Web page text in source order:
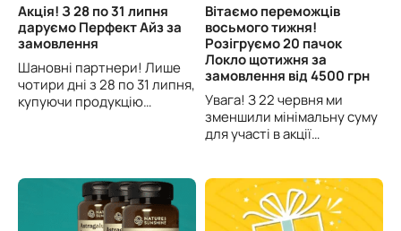
Акція! З 28 по 31 липня
даруємо Перфект Айз за
замовлення
Шановні партнери! Лише
чотири дні з 28 по 31 липня,
купуючи продукцію…
Вітаємо переможців
восьмого тижня!
Розігруємо 20 пачок
Локло щотижня за
замовлення від 4500 грн
Увага! З 22 червня ми
зменшили мінімальну суму
для участі в акції…